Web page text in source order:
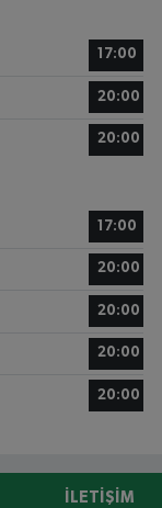
17:00
20:00
20:00
17:00
20:00
20:00
20:00
20:00
İLETIŞIM